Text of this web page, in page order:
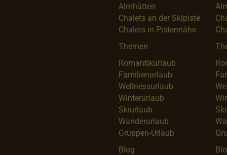
Almhütten
Chalets an der Skipiste
Chalets in Pistennähe
Themen
Romantikurlaub
Familienurlaub
Wellnessurlaub
Winterurlaub
Skiurlaub
Wanderurlaub
Gruppen-Urlaub
Blog